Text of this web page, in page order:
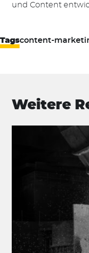
und Content
Tagscontent-
Weitere